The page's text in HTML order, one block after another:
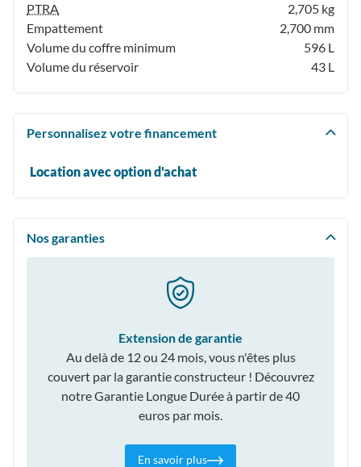
PTRA
2,705 kg
Empattement
2,700 mm
Volume du coffre minimum
596 L
Volume du réservoir
43 L
Personnalisez votre financement
Location avec option d'achat
Nos garanties
Extension de garantie
Au delà de 12 ou 24 mois, vous n'êtes plus
couvert par la garantie constructeur ! Découvrez
notre Garantie Longue Durée à partir de 40
euros par mois.
En savoir plus